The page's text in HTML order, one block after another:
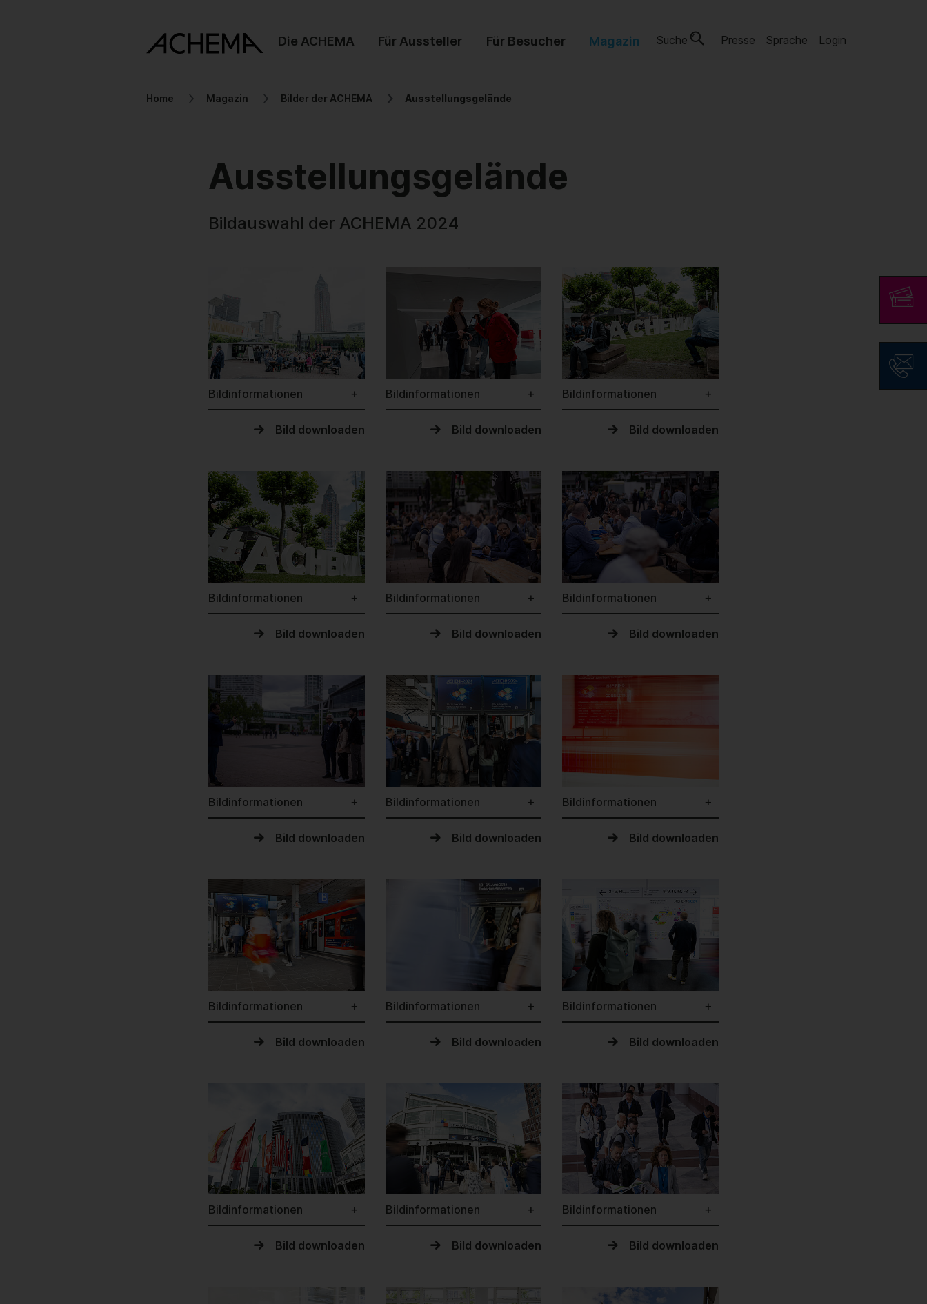
Die ACHEMA Für Aussteller Für Besucher Magazin Suche Presse Sprache Login
Home Magazin Bilder der ACHEMA Ausstellungsgelände
Ausstellungsgelände
Bildauswahl der ACHEMA 2024
Bildinformationen
Bild downloaden
Bildinformationen
Bild downloaden
Bildinformationen
Bild downloaden
Bildinformationen
Bild downloaden
Bildinformationen
Bild downloaden
Bildinformationen
Bild downloaden
Bildinformationen
Bild downloaden
Bildinformationen
Bild downloaden
Bildinformationen
Bild downloaden
Bildinformationen
Bild downloaden
Bildinformationen
Bild downloaden
Bildinformationen
Bild downloaden
Bildinformationen
Bild downloaden
Bildinformationen
Bild downloaden
Bildinformationen
Bild downloaden